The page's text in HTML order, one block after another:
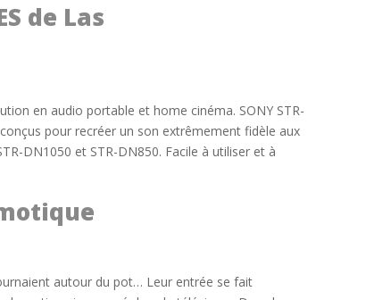
de Las
en audio portable et home cinéma. SONY STR-
pour recréer un son extrêmement fidèle aux
DN1050 et STR-DN850. Facile à utiliser et à
autour du pot… Leur entrée se fait